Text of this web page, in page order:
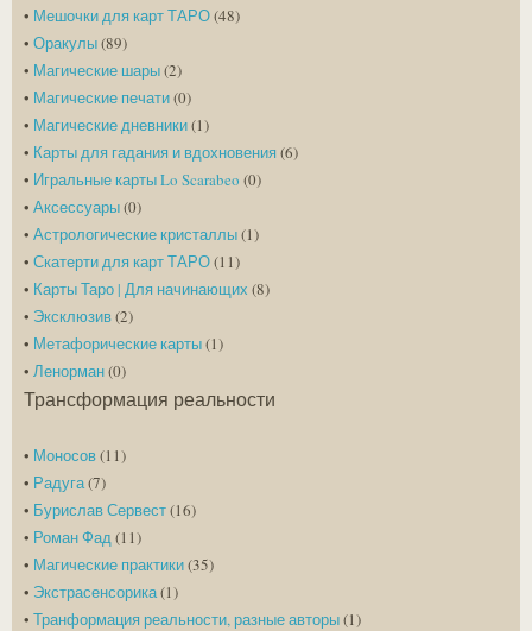
• Мешочки для карт ТАРО(48)
• Оракулы(89)
• Магические шары(2)
• Магические печати(0)
• Магические дневники(1)
• Карты для гадания и вдохновения(6)
• Игральные карты Lo Scarabeo (0)
• Аксессуары(0)
• Астрологические кристаллы(1)
• Скатерти для карт ТАРО(11)
• Карты Таро | Для начинающих (8)
• Эксклюзив(2)
• Метафорические карты(1)
• Ленорман(0)
Трансформация реальности
• Моносов(11)
• Радуга(7)
• Бурислав Сервест(16)
• Роман Фад (11)
• Магические практики(35)
• Экстрасенсорика(1)
• Транформация реальности, разные авторы(1)